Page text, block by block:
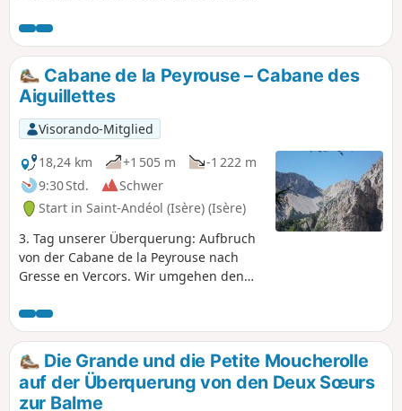
Steigeisen bis spät in die Saison hinein,
da im Serre-Brion-Pass lange Zeit
Firnschnee liegt. Im Frühjahr muss man
früh aufbrechen, damit der Schnee im
Serre-Brion-Pass noch gefroren ist.
Cabane de la Peyrouse – Cabane des
Aiguillettes
Visorando-Mitglied
18,24 km
+1 505 m
-1 222 m
9:30 Std.
Schwer
Start in Saint-Andéol (Isère) (Isère)
3. Tag unserer Überquerung: Aufbruch
von der Cabane de la Peyrouse nach
Gresse en Vercors. Wir umgehen den
Bachassons (Wasser) wieder auf das
Plateau zu gelangen, und machen dann
Halt an der Cabane de l'Aiguillette.
Die Grande und die Petite Moucherolle
auf der Überquerung von den Deux Sœurs
zur Balme